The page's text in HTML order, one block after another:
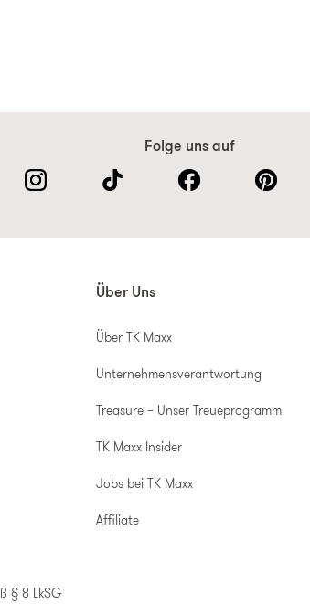
Folge uns auf
§ 8 LkSG
Über Uns
Über TK Maxx
Unternehmensverantwortung
Treasure – Unser Treueprogramm
TK Maxx Insider
Jobs bei TK Maxx
Affiliate